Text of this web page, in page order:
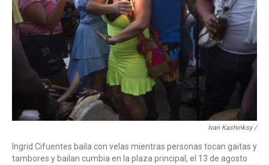
Ivan Kashinksy /
Ingrid Cifuentes baila con velas mientras personas tocan gaitas y
tambores y bailan cumbia en la plaza principal, el 13 de agosto